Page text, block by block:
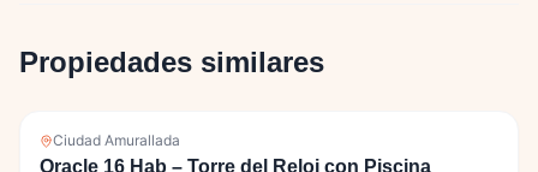
Propiedades similares
Ciudad Amurallada
Oracle 16 Hab – Torre del Reloj con Piscina